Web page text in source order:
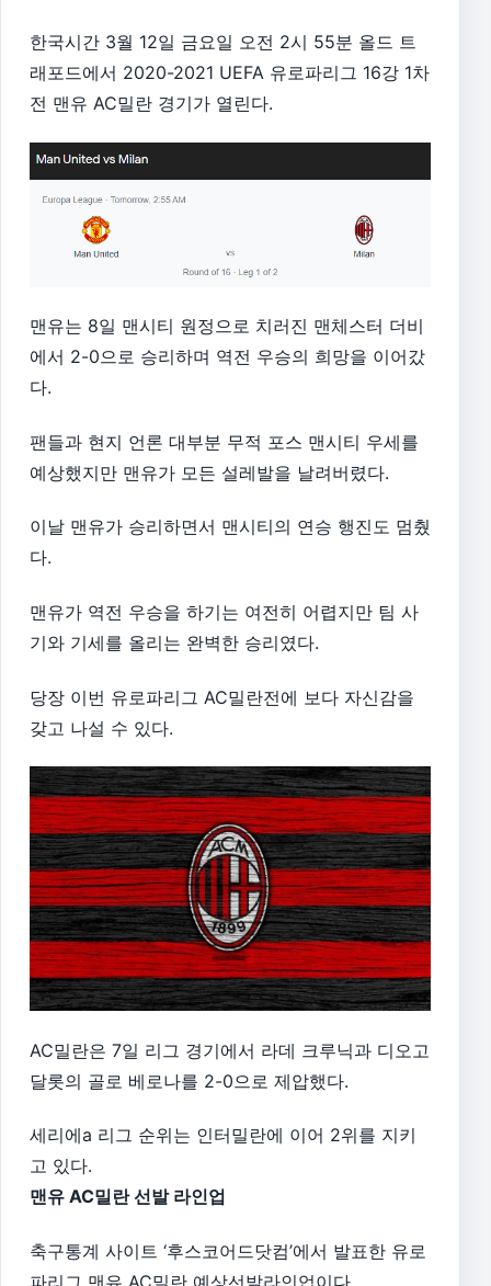
한국시간 3월 12일 금요일 오전 2시 55분 올드 트
래포드에서 2020-2021 UEFA 유로파리그 16강 1차
전 맨유 AC밀란 경기가 열린다.
맨유는 8일 맨시티 원정으로 치러진 맨체스터 더비
에서 2-0으로 승리하며 역전 우승의 희망을 이어갔
다.
팬들과 현지 언론 대부분 무적 포스 맨시티 우세를
예상했지만 맨유가 모든 설레발을 날려버렸다.
이날 맨유가 승리하면서 맨시티의 연승 행진도 멈췄
다.
맨유가 역전 우승을 하기는 여전히 어렵지만 팀 사
기와 기세를 올리는 완벽한 승리였다.
당장 이번 유로파리그 AC밀란전에 보다 자신감을
갖고 나설 수 있다.
AC밀란은 7일 리그 경기에서 라데 크루닉과 디오고
달롯의 골로 베로나를 2-0으로 제압했다.
세리에a 리그 순위는 인터밀란에 이어 2위를 지키
고 있다.
맨유 AC밀란 선발 라인업
축구통계 사이트 ‘후스코어드닷컴’에서 발표한 유로